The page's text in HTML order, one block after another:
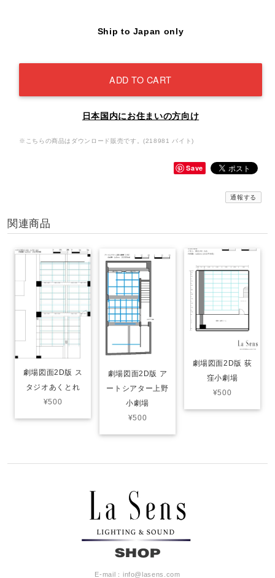
Ship to Japan only
ADD TO CART
日本国内にお住まいの方向け
※こちらの商品はダウンロード販売です。(218981 バイト)
Save
通報する
関連商品
劇場図面2D版 ス
タジオあくとれ
¥500
劇場図面2D版 ア
ートシアター上野
小劇場
¥500
劇場図面2D版 荻
窪小劇場
¥500
E-mail： info@lasens.com